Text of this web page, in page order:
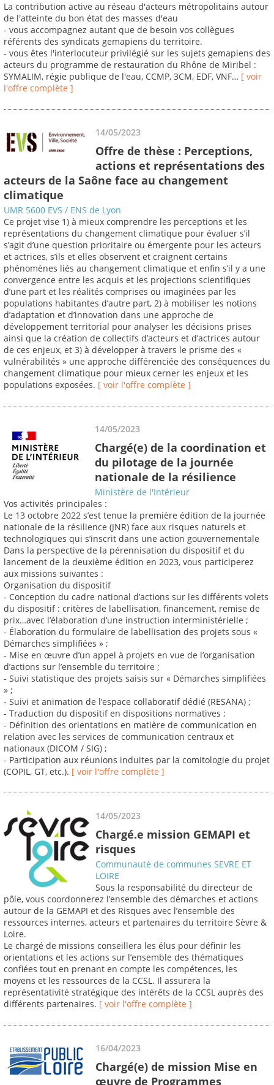
La contribution active au réseau d'acteurs métropolitains autour
de l'atteinte du bon état des masses d'eau
- vous accompagnez autant que de besoin vos collègues
référents des syndicats gemapiens du territoire.
- vous êtes l'interlocuteur privilégié sur les sujets gemapiens des
acteurs du programme de restauration du Rhône de Miribel :
SYMALIM, régie publique de l'eau, CCMP, 3CM, EDF, VNF… [ voir
l'offre complète ]
14/05/2023
Offre de thèse : Perceptions,
actions et représentations des
acteurs de la Saône face au changement
climatique
UMR 5600 EVS / ENS de Lyon
Ce projet vise 1) à mieux comprendre les perceptions et les
représentations du changement climatique pour évaluer s’il
s’agit d’une question prioritaire ou émergente pour les acteurs
et actrices, s’ils et elles observent et craignent certains
phénomènes liés au changement climatique et enfin s’il y a une
convergence entre les acquis et les projections scientifiques
d’une part et les réalités comprises ou imaginées par les
populations habitantes d’autre part, 2) à mobiliser les notions
d’adaptation et d’innovation dans une approche de
développement territorial pour analyser les décisions prises
ainsi que la création de collectifs d’acteurs et d’actrices autour
de ces enjeux, et 3) à développer à travers le prisme des «
vulnérabilités » une approche différenciée des conséquences du
changement climatique pour mieux cerner les enjeux et les
populations exposées. [ voir l'offre complète ]
14/05/2023
Chargé(e) de la coordination et
du pilotage de la journée
nationale de la résilience
Ministère de l'Intérieur
Vos activités principales :
Le 13 octobre 2022 s’est tenue la première édition de la journée
nationale de la résilience (JNR) face aux risques naturels et
technologiques qui s’inscrit dans une action gouvernementale
Dans la perspective de la pérennisation du dispositif et du
lancement de la deuxième édition en 2023, vous participerez
aux missions suivantes :
Organisation du dispositif
- Conception du cadre national d’actions sur les différents volets
du dispositif : critères de labellisation, financement, remise de
prix…avec l’élaboration d’une instruction interministérielle ;
- Élaboration du formulaire de labellisation des projets sous «
Démarches simplifiées » ;
- Mise en œuvre d’un appel à projets en vue de l’organisation
d’actions sur l’ensemble du territoire ;
- Suivi statistique des projets saisis sur « Démarches simplifiées
» ;
- Suivi et animation de l’espace collaboratif dédié (RESANA) ;
- Traduction du dispositif en dispositions normatives ;
- Définition des orientations en matière de communication en
relation avec les services de communication centraux et
nationaux (DICOM / SIG) ;
- Participation aux réunions induites par la comitologie du projet
(COPIL, GT, etc.). [ voir l'offre complète ]
14/05/2023
Chargé.e mission GEMAPI et
risques
Communauté de communes SEVRE ET
LOIRE
Sous la responsabilité du directeur de
pôle, vous coordonnerez l’ensemble des démarches et actions
autour de la GEMAPI et des Risques avec l’ensemble des
ressources internes, acteurs et partenaires du territoire Sèvre &
Loire.
Le chargé de missions conseillera les élus pour définir les
orientations et les actions sur l’ensemble des thématiques
confiées tout en prenant en compte les compétences, les
moyens et les ressources de la CCSL. Il assurera la
représentativité stratégique des intérêts de la CCSL auprès des
différents partenaires. [ voir l'offre complète ]
16/04/2023
Chargé(e) de mission Mise en
œuvre de Programmes